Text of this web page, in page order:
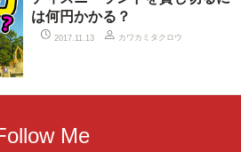
は何円かかる？
2017.11.13 カワカミタクロウ
Me